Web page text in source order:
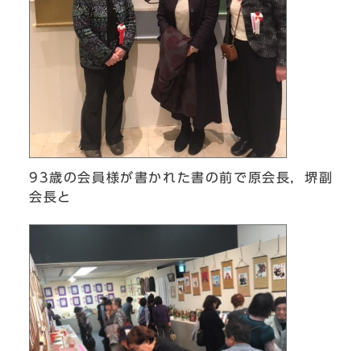
93歳の会員様が書かれた書の前で原会長，堺副
会長と